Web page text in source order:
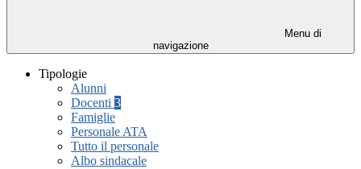
Menu di
navigazione
Tipologie
Alunni
Docenti 3
Famiglie
Personale ATA
Tutto il personale
Albo sindacale